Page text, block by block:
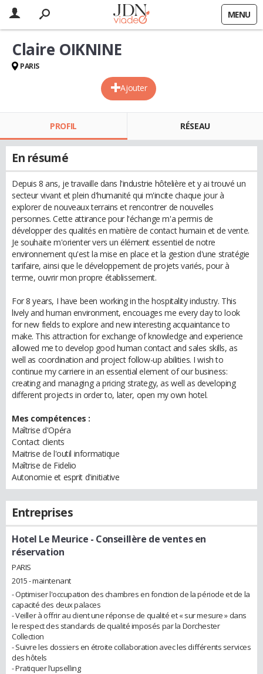
MENU
Ajouter
Claire OIKNINE
PARIS
PROFIL RÉSEAU
En résumé
Depuis 8 ans, je travaille dans l'industrie hôtelière et y ai trouvé un
secteur vivant et plein d'humanité qui m'incite chaque jour à
explorer de nouveaux terrains et rencontrer de nouvelles
personnes. Cette attirance pour l'échange m'a permis de
développer des qualités en matière de contact humain et de vente.
Je souhaite m'orienter vers un élément essentiel de notre
environnement qu'est la mise en place et la gestion d'une stratégie
tarifaire, ainsi que le développement de projets variés, pour à
terme, ouvrir mon propre établissement.
For 8 years, I have been working in the hospitality industry. This
lively and human environment, encouages me every day to look
for new fields to explore and new interesting acquaintance to
make. This attraction for exchange of knowledge and experience
allowed me to develop good human contact and sales skills, as
well as coordination and project follow-up abilities. I wish to
continue my carriere in an essential element of our business:
creating and managing a pricing strategy, as well as developing
different projects in order to, later, open my own hotel.
Mes compétences :
Maîtrise d'Opéra
Contact clients
Maitrise de l'outil informatique
Maîtrise de Fidelio
Autonomie et esprit d'initiative
Entreprises
Hotel Le Meurice - Conseillère de ventes en
réservation
PARIS
2015 - maintenant
- Optimiser l'occupation des chambres en fonction de la période et de la
capacité des deux palaces
- Veiller à offrir au client une réponse de qualité et « sur mesure » dans
le respect des standards de qualité imposés par la Dorchester
Collection
- Suivre les dossiers en étroite collaboration avec les différents services
des hôtels
- Pratiquer l’upselling